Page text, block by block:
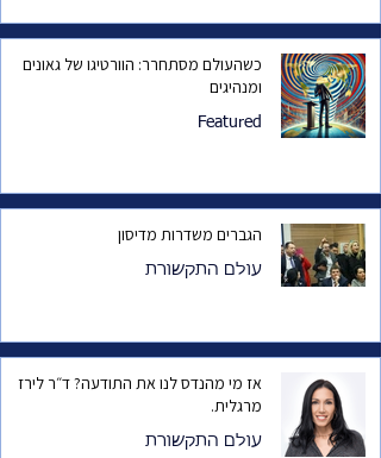
כשהעולם מסתחרר: הוורטיגו של גאונים
ומנהיגים
Featured
הגברים משדרות מדיסון
עולם התקשורת
אז מי מהנדס לנו את התודעה? ד״ר לירז
מרגלית.
עולם התקשורת